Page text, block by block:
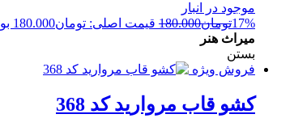
موجود در انبار
17%تومان180.000 قیمت اصلی: تومان180.000 بود.
میراث هنر
بستن
فروش ویژه
کشو قاب مروارید کد 368